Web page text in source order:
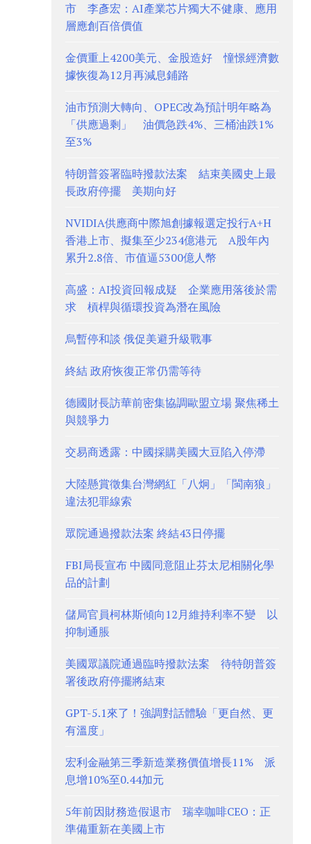
市 李彥宏：AI產業芯片獨大不健康、應用
層應創百倍價值
金價重上4200美元、金股造好 憧憬經濟數
據恢復為12月再減息鋪路
油市預測大轉向、OPEC改為預計明年略為
「供應過剩」 油價急跌4%、三桶油跌1%
至3%
特朗普簽署臨時撥款法案 結束美國史上最
長政府停擺 美期向好
NVIDIA供應商中際旭創據報選定投行A+H
香港上市、擬集至少234億港元 A股年內
累升2.8倍、市值逼5300億人幣
高盛：AI投資回報成疑 企業應用落後於需
求 槓桿與循環投資為潛在風險
烏暫停和談 俄促美避升級戰事
終結 政府恢復正常仍需等待
德國財長訪華前密集協調歐盟立場 聚焦稀土
與競爭力
交易商透露：中國採購美國大豆陷入停滯
大陸懸賞徵集台灣網紅「八炯」「閩南狼」
違法犯罪線索
眾院通過撥款法案 終結43日停擺
FBI局長宣布 中國同意阻止芬太尼相關化學
品的計劃
儲局官員柯林斯傾向12月維持利率不變 以
抑制通脹
美國眾議院通過臨時撥款法案 待特朗普簽
署後政府停擺將結束
GPT-5.1來了！強調對話體驗「更自然、更
有溫度」
宏利金融第三季新造業務價值增長11% 派
息增10%至0.44加元
5年前因財務造假退市 瑞幸咖啡CEO：正
準備重新在美國上市